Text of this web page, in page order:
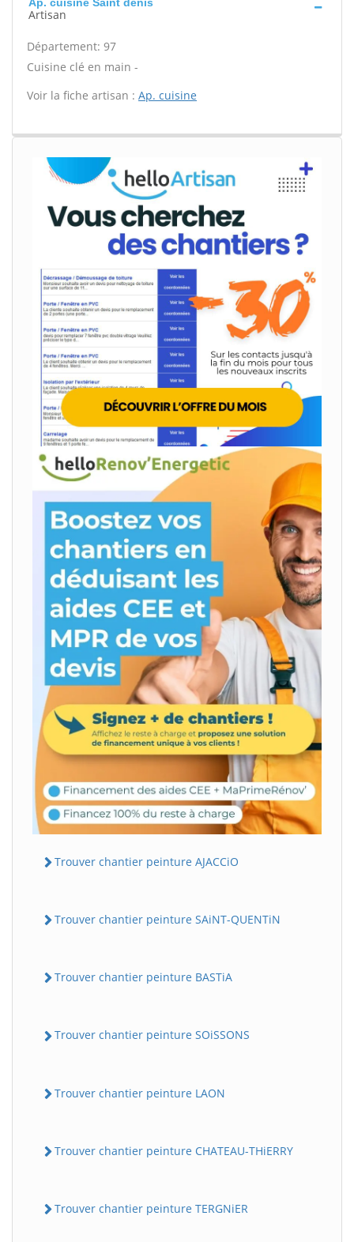
Artisan
Département: 97
Cuisine clé en main -
Voir la fiche artisan : Ap. cuisine
Trouver chantier peinture AJACCiO
Trouver chantier peinture SAiNT-QUENTiN
Trouver chantier peinture BASTiA
Trouver chantier peinture SOiSSONS
Trouver chantier peinture LAON
Trouver chantier peinture CHATEAU-THiERRY
Trouver chantier peinture TERGNiER